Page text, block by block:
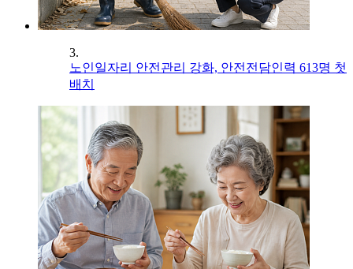
3.
노인일자리 안전관리 강화, 안전전담인력 613명 첫
배치